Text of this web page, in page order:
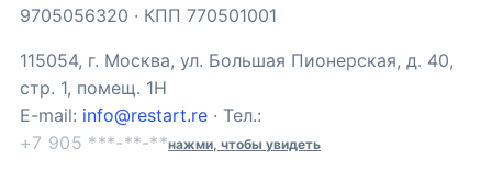
9705056320 · КПП 770501001
115054, г. Москва, ул. Большая Пионерская, д. 40,
стр. 1, помещ. 1Н
E-mail: info@restart.re · Тел.:
+7 905 ***-**-**нажми, чтобы увидеть